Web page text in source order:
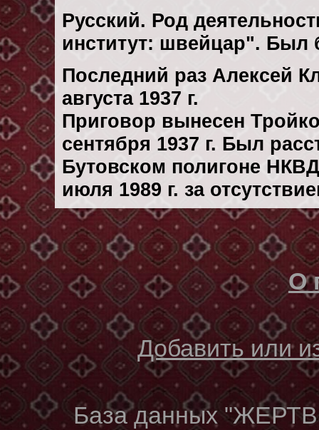
Русский. Род
институт: швейцар". Был
Последний раз Алексей
августа 1937 г.
Приговор вынесен
сентября 1937 г. Был
Бутовском полигоне
июля 1989 г. за
О
Добавить или
База данных